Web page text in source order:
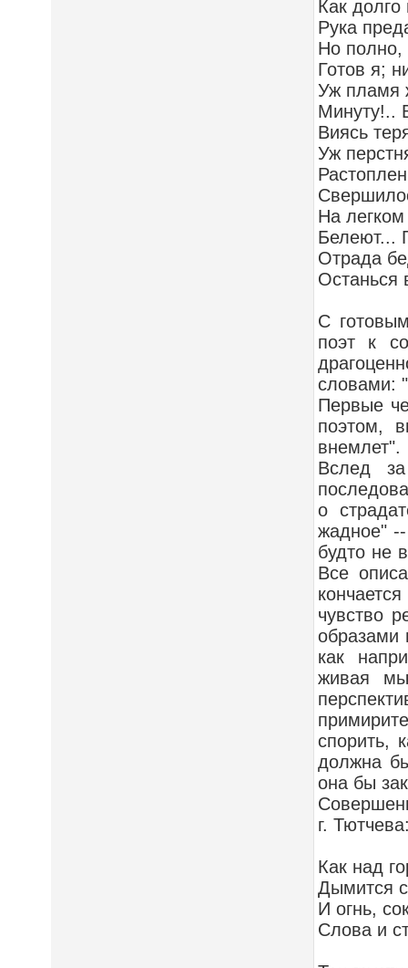
Как
Рука
Но полно,
Готов я;
Уж пламя
Минуту!..
Виясь
Уж
На
Белеют...
Отрада
Останься
С
поэт к
словами:
Первые
поэтом,
внемлет".
Вслед
о
жадное"
будто не
Все
чувство
образами
как
живая
спорить,
должна
она бы
г.
Как над
Дымится
И огнь,
Слова и